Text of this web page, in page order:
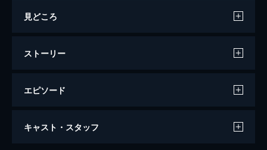
見どころ
ストーリー
エピソード
忍風戦隊ハリケンジャーＶＳガオレンジャ
キャスト・スタッフ